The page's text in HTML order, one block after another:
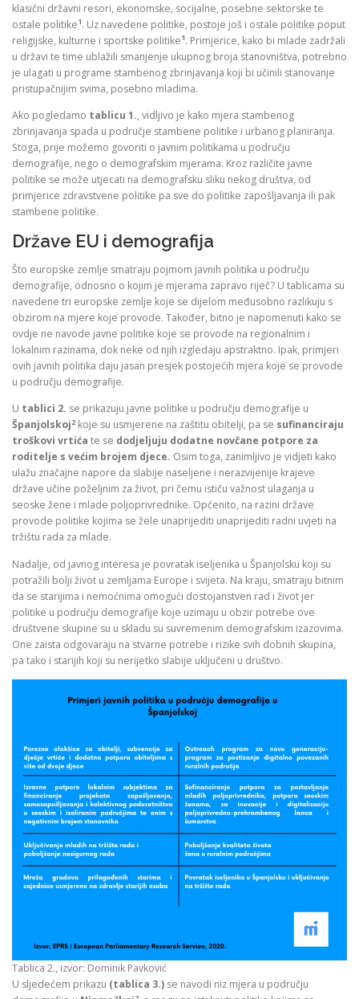
klasični državni resori, ekonomske, socijalne, posebne sektorske te
ostale politike1. Uz navedene politike, postoje još i ostale politike poput
religijske, kulturne i sportske politike1. Primjerice, kako bi mlade zadržali
u državi te time ublažili smanjenje ukupnog broja stanovništva, potrebno
je ulagati u programe stambenog zbrinjavanja koji bi učinili stanovanje
pristupačnijim svima, posebno mladima.
Ako pogledamo tablicu 1., vidljivo je kako mjera stambenog
zbrinjavanja spada u područje stambene politike i urbanog planiranja.
Stoga, prije možemo govoriti o javnim politikama u području
demografije, nego o demografskim mjerama. Kroz različite javne
politike se može utjecati na demografsku sliku nekog društva, od
primjerice zdravstvene politike pa sve do politike zapošljavanja ili pak
stambene politike.
Države EU i demografija
Što europske zemlje smatraju pojmom javnih politika u području
demografije, odnosno o kojim je mjerama zapravo riječ? U tablicama su
navedene tri europske zemlje koje se dijelom međusobno razlikuju s
obzirom na mjere koje provode. Također, bitno je napomenuti kako se
ovdje ne navode javne politike koje se provode na regionalnim i
lokalnim razinama, dok neke od njih izgledaju apstraktno. Ipak, primjeri
ovih javnih politika daju jasan presjek postojećih mjera koje se provode
u području demografije.
U tablici 2. se prikazuju javne politike u području demografije u
Španjolskoj2 koje su usmjerene na zaštitu obitelji, pa se sufinanciraju
troškovi vrtića te se dodjeljuju dodatne novčane potpore za
roditelje s većim brojem djece. Osim toga, zanimljivo je vidjeti kako
ulažu značajne napore da slabije naseljene i nerazvijenije krajeve
države učine poželjnim za život, pri čemu ističu važnost ulaganja u
seoske žene i mlade poljoprivrednike. Općenito, na razini države
provode politike kojima se žele unaprijediti unaprijediti radni uvjeti na
tržištu rada za mlade.
Nadalje, od javnog interesa je povratak iseljenika u Španjolsku koji su
potražili bolji život u zemljama Europe i svijeta. Na kraju, smatraju bitnim
da se starijima i nemoćnima omogući dostojanstven rad i život jer
politike u području demografije koje uzimaju u obzir potrebe ove
društvene skupine su u skladu su suvremenim demografskim izazovima.
One zaista odgovaraju na stvarne potrebe i rizike svih dobnih skupina,
pa tako i starijih koji su nerijetko slabije uključeni u društvo.
Tablica 2., izvor: Dominik Pavković
U sljedećem prikazu (tablica 3.) se navodi niz mjera u području